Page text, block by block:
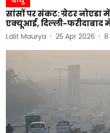
सांसों पर संकट: ग्रेटर नोएडा
एक्यूआई, दिल्ली-फरीदाबाद
Lalit Maurya 25 Apr 2026 8